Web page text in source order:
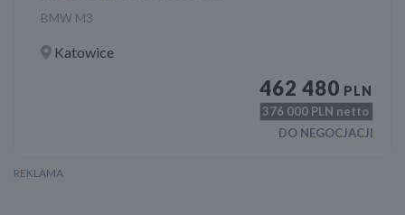
BMW M3
Katowice
462 480 PLN
376 000 PLN netto
DO NEGOCJACJI